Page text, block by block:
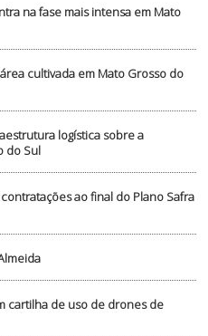
na fase mais intensa em Mato
cultivada em Mato Grosso do
logística sobre a
do Sul
ao final do Plano Safra
cartilha de uso de drones de